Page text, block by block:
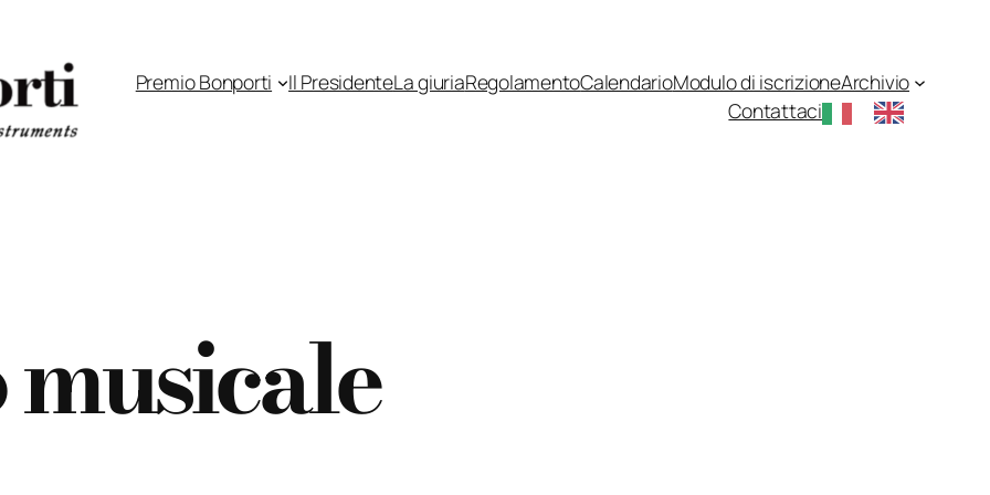
Premio Bonporti Il PresidenteLa giuriaRegolamentoCalendarioModulo di iscrizioneArchivio
Contattaci